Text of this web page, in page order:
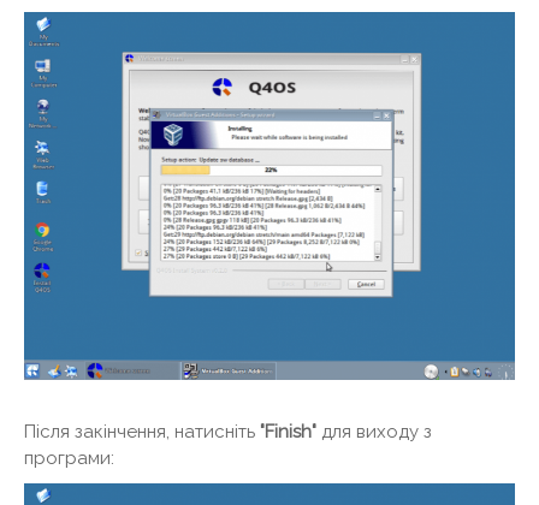
Після закінчення, натисніть "Finish" для виходу з
програми: